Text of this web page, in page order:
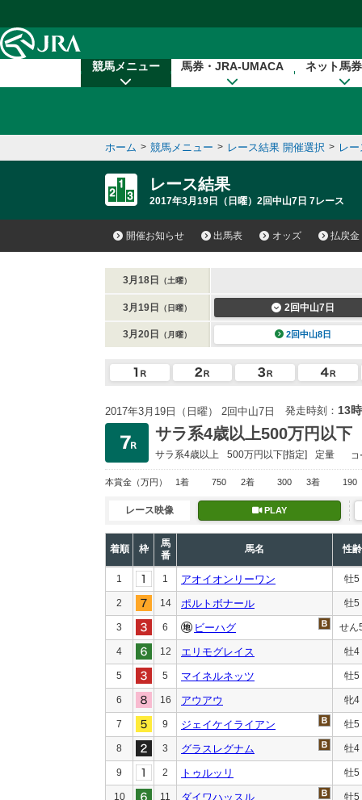
競馬メニュー 馬券・JRA-UMACA ネット馬
ホーム > 競馬メニュー > レース結果 開催選択 > レ
レース結果
2017年3月19日（日曜）2回中山7日 7レース
開催お知らせ 出馬表 オッズ 払戻金
3月18日 （土曜）
3月19日 （日曜） 2回中山7日
3月20日 （月曜） 2回中山8日
2017年3月19日（日曜） 2回中山7日 発走時刻： 13
サラ系4歳以上500万円以下
サラ系4歳以上 500万円以下[指定] 定量
本賞金 （万円） 1着 750 2着 300 3着 190
レース映像 PLAY
着順 枠
馬
番
馬名 性齢
1 1 アオイオンリーワン 牡5
2 14 ポルトボナール 牡5
3 6 ビーハグ せん
4 12 エリモグレイス 牡4
5 5 マイネルネッツ 牡5
6 16 アウアウ 牝4
7 9 ジェイケイライアン 牡5
8 3 グラスレグナム 牡4
9 2 トゥルッリ 牡5
10 11 ダイワハッスル 牡5